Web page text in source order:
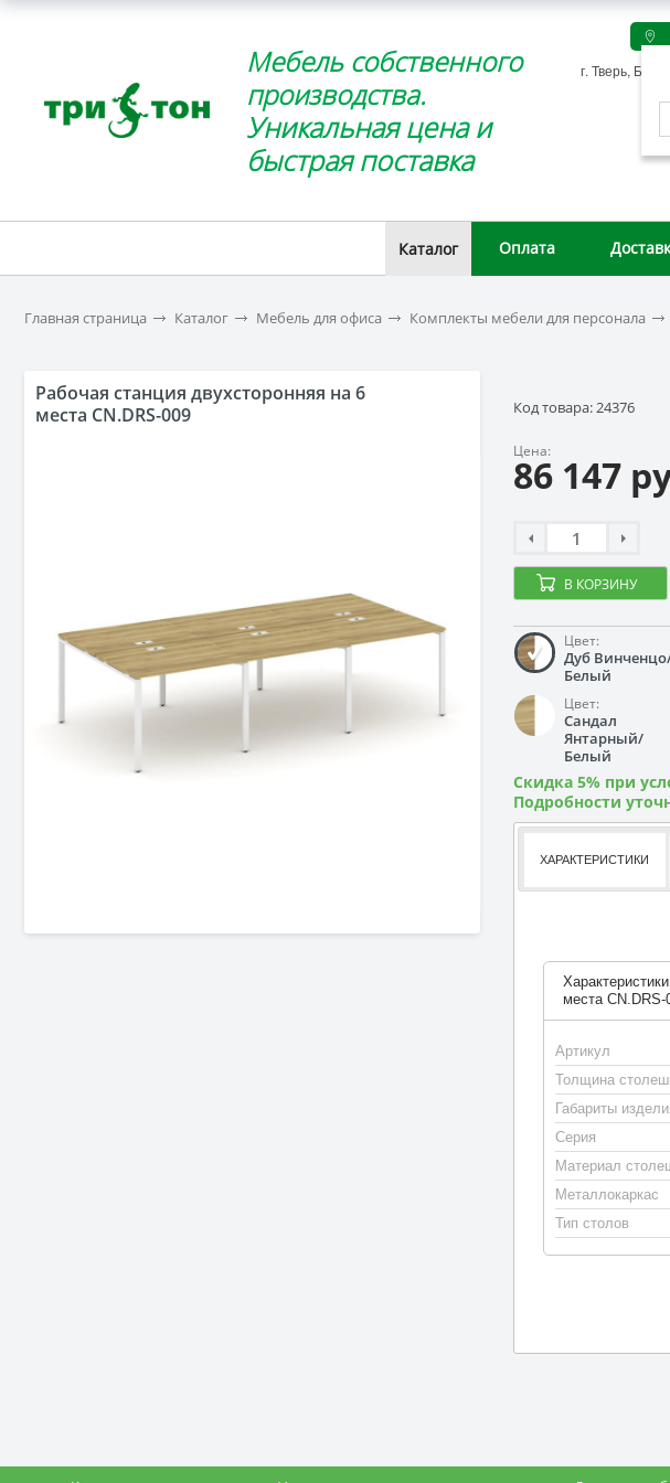
Мебель собственного
производства.
Уникальная цена и
быстрая поставка
г. Тверь,
Каталог Оплата
Главная страница Каталог Мебель для офиса Комплекты мебели для персонала
Рабочая станция двухсторонняя на 6
места CN.DRS-009
Код товара: 24376
Цена:
86 147
В КОРЗИНУ
Цвет:
Дуб
Белый
Цвет:
Сандал
Янтарный/
Белый
Скидка 5% при
Подробности
ХАРАКТЕРИСТИКИ
места CN.DRS-
Артикул
Толщина
Габариты
Серия
Материал
Металлокаркас
Тип столов